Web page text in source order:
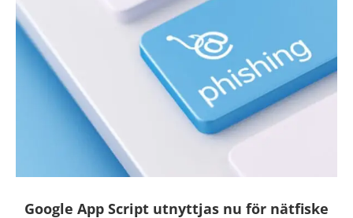
Google App Script utnyttjas nu för nätfiske